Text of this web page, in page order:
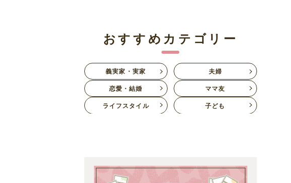
おすすめカテゴリー
義実家・実家
夫婦
恋愛・結婚
ママ友
ライフスタイル
子ども